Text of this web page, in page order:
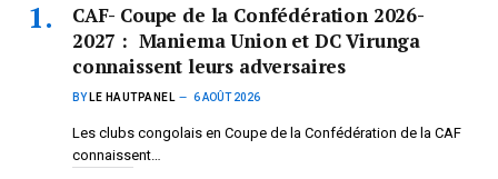
CAF- Coupe de la Confédération 2026-
2027 : Maniema Union et DC Virunga
connaissent leurs adversaires
BY LE HAUTPANEL 6 AOÛT 2026
Les clubs congolais en Coupe de la Confédération de la CAF
connaissent…